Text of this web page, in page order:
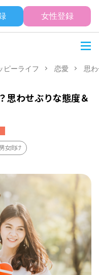
女性登録
ピーライフ 恋愛 思
思わせぶりな態度＆
男女向け